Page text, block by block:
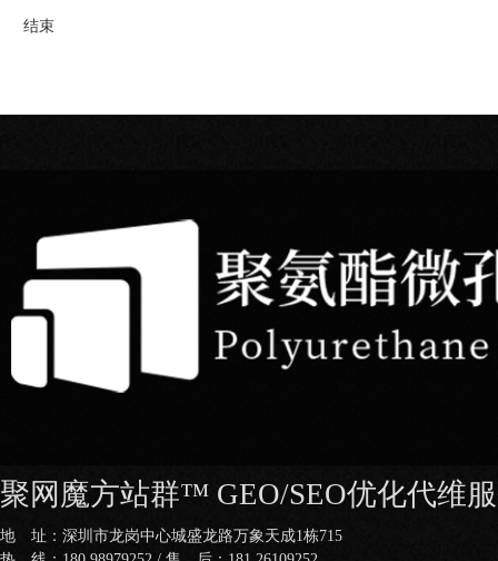
结束
聚网魔方站群™ GEO/SEO优化代维
地 址：深圳市龙岗中心城盛龙路万象天成1栋715